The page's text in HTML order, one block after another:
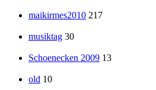
maikirmes2010 217
musiktag 30
Schoenecken 2009 13
old 10